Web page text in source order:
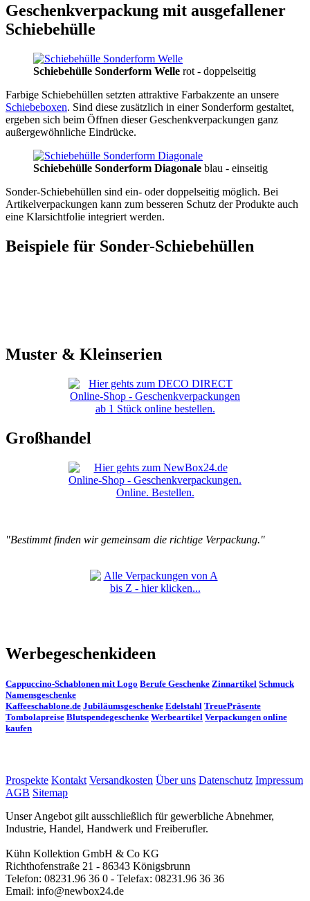
Geschenkverpackung mit ausgefallener
Schiebehülle
Schiebehülle Sonderform Welle rot - doppelseitig
Farbige Schiebehüllen setzten attraktive Farbakzente an unsere
Schiebeboxen. Sind diese zusätzlich in einer Sonderform gestaltet,
ergeben sich beim Öffnen dieser Geschenkverpackungen ganz
außergewöhnliche Eindrücke.
Schiebehülle Sonderform Diagonale blau - einseitig
Sonder-Schiebehüllen sind ein- oder doppelseitig möglich. Bei
Artikelverpackungen kann zum besseren Schutz der Produkte auch
eine Klarsichtfolie integriert werden.
Beispiele für Sonder-Schiebehüllen
Muster & Kleinserien
Großhandel
"Bestimmt finden wir gemeinsam die richtige Verpackung."
Werbegeschenkideen
Cappuccino-Schablonen mit Logo Berufe Geschenke Zinnartikel Schmuck
Namensgeschenke
Kaffeeschablone.de Jubiläumsgeschenke Edelstahl TreuePräsente
Tombolapreise Blutspendegeschenke Werbeartikel Verpackungen online
kaufen
Prospekte Kontakt Versandkosten Über uns Datenschutz Impressum
AGB Sitemap
Unser Angebot gilt ausschließlich für gewerbliche Abnehmer,
Industrie, Handel, Handwerk und Freiberufler.
Kühn Kollektion GmbH & Co KG
Richthofenstraße 21 - 86343 Königsbrunn
Telefon: 08231.96 36 0 - Telefax: 08231.96 36 36
Email: info@newbox24.de